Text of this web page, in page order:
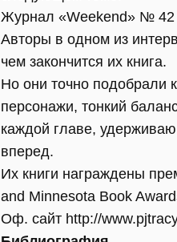
Журнал «Weekend» № 42
Авторы в одном из
чем закончится их книга.
Но они точно подобрали
персонажи, тонкий
каждой главе,
вперед.
Их книги награждены
and Minnesota Book
Оф. сайт http://